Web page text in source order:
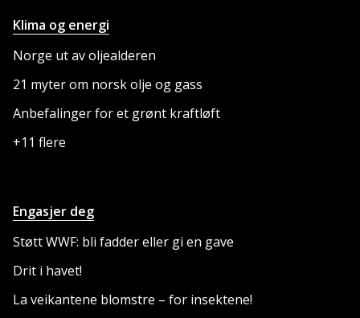
Klima og energi
Norge ut av oljealderen
21 myter om norsk olje og gass
Anbefalinger for et grønt kraftløft
+11 flere
Engasjer deg
Støtt WWF: bli fadder eller gi en gave
Drit i havet!
La veikantene blomstre – for insektene!